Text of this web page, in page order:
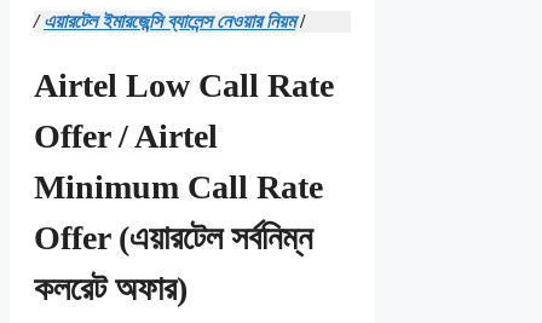
/এয়ারটেল ইমারজেন্সি ব্যালেন্স নেওয়ার নিয়ম/
Airtel Low Call Rate
Offer / Airtel
Minimum Call Rate
Offer (এয়ারটেল সর্বনিম্ন
কলরেট অফার)